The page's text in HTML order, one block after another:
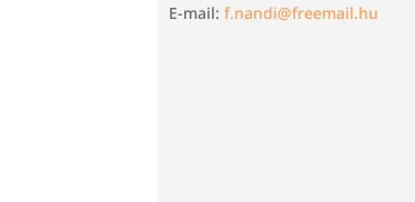
E-mail:f.nandi@freemail.hu